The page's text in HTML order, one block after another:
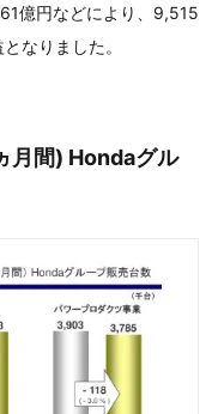
億円などにより、9,515
なりました。
月間) Hondaグル